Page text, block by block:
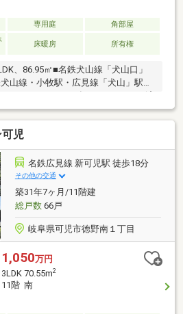
専用庭
角部屋
床暖房 所有権
、86.95㎡■名鉄犬山線「犬山口」
山線・小牧駅・広見線「犬山」駅徒
替・フローリング張替・クッション
所、トイレ）・キッチン交換・トイ
交換・ハウスクリーニング 等＜ラ
ション＞・犬山西小学校：徒歩12分
山中学校：徒歩13分（約1000m）・
歩4分（約260m）・スギドラッグ犬
（約330m）・ファミリーマート犬
分（約400m）
児
名鉄広見線 新可児駅 徒歩18分
その他の交通
築31年7ヶ月/11階建
総戸数66戸
岐阜県可児市徳野南１丁目
1,050万円
3LDK 70.55m2
11階 南